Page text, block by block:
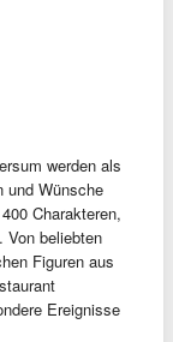
werden als
und Wünsche
Charakteren,
Von beliebten
Figuren aus
Ereignisse